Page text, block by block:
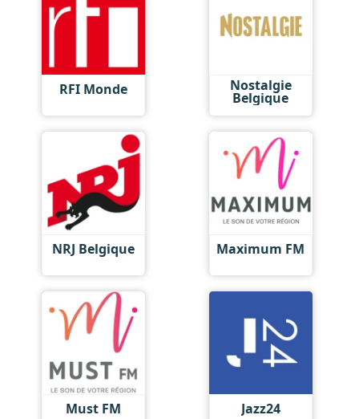
RFI Monde Nostalgie
Belgique
NRJ Belgique Maximum FM
Must FM Jazz24